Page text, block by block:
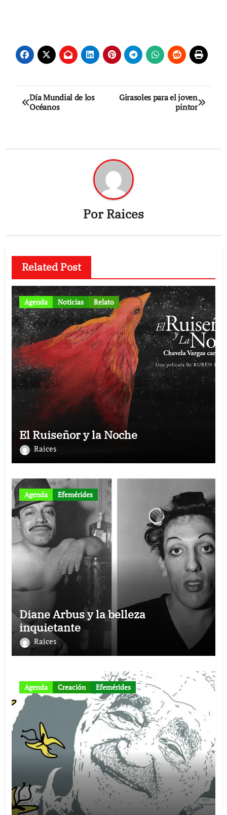
Navegación
de
Día Mundial de los
Océanos
Girasoles para el joven
pintor
PorRaices
Related Post
Agenda Noticias Relato
El Ruiseñor y la Noche
Raices
Agenda Efemérides
Diane Arbus y la belleza
inquietante
Raices
Agenda Creación Efemérides